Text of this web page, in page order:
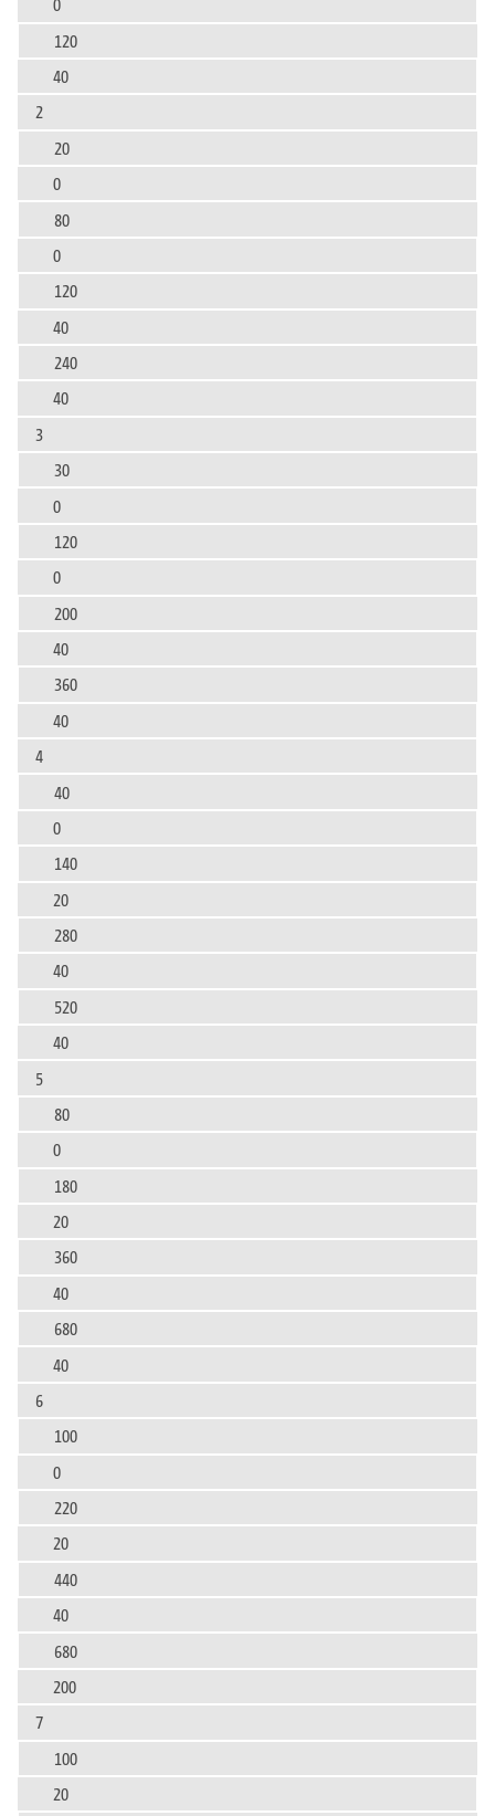
120
40
2
20
0
80
0
120
40
240
40
3
30
0
120
0
200
40
360
40
4
40
0
140
20
280
40
520
40
5
80
0
180
20
360
40
680
40
6
100
0
220
20
440
40
680
200
7
100
20